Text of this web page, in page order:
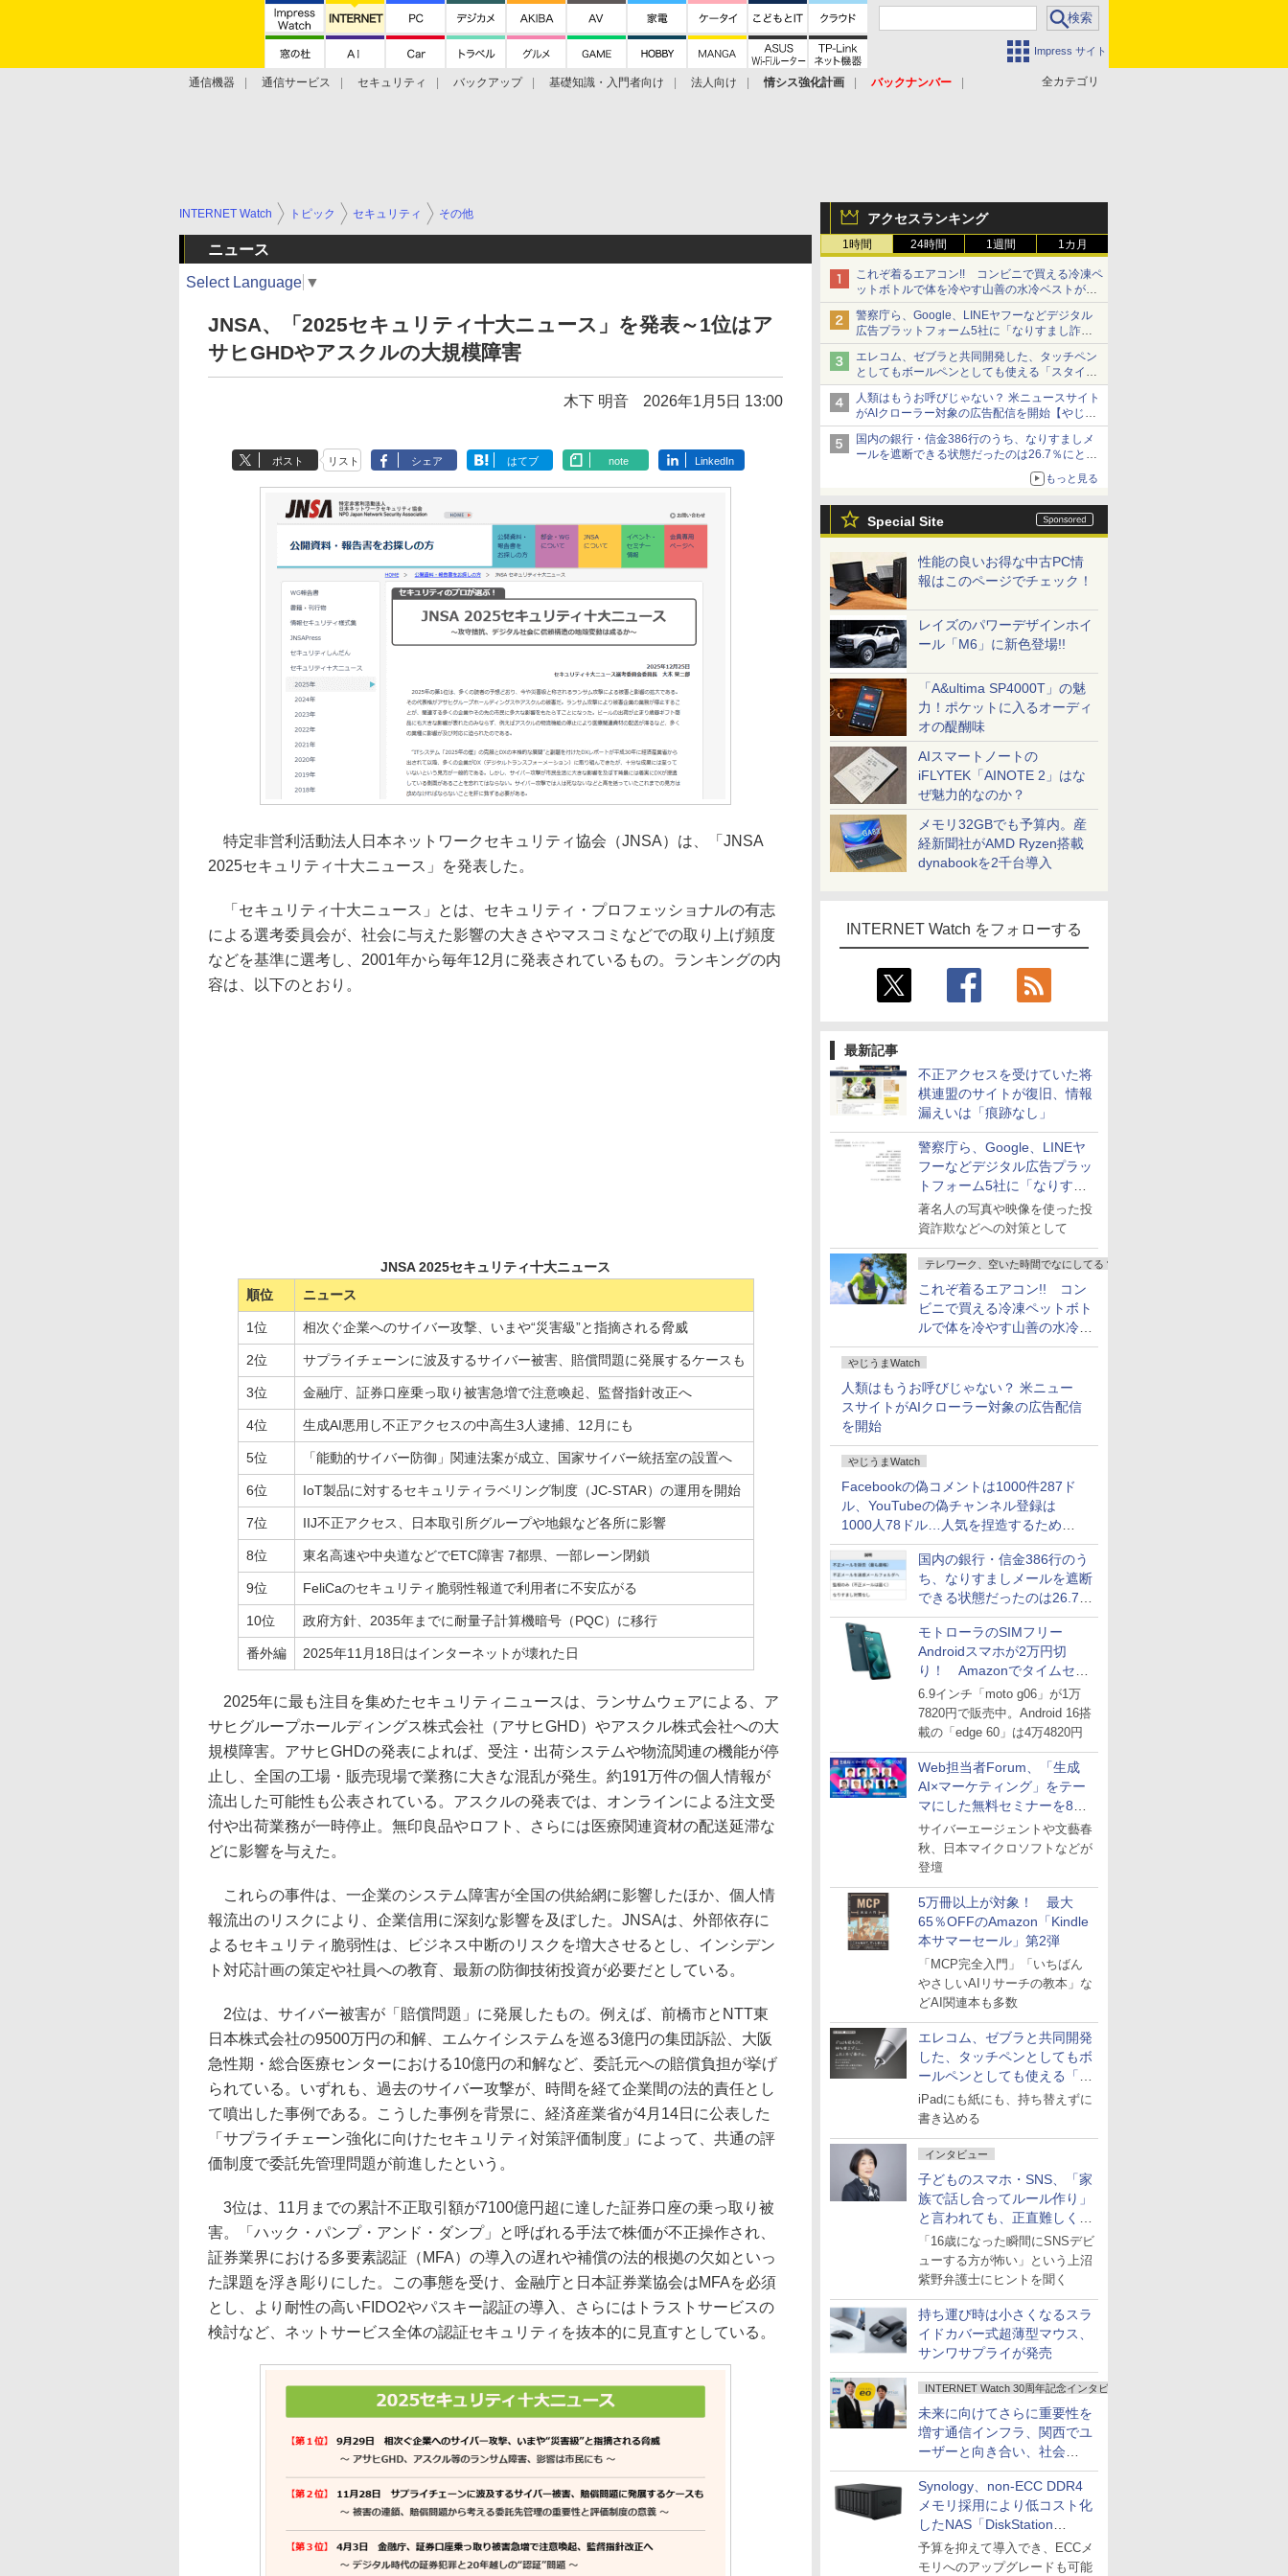
Impress サイト
全カテゴリ
通信機器 通信サービス セキュリティ バックアップ 基礎知識・入門者向け 法人向け 情シス強化計画
バックナンバー
アクセスランキング
1時間 24時間 1週間 1カ月
これぞ着るエアコン!! コンビニで買える冷凍ペ
ットボトルで体を冷やす山善の水冷ベストがロ
ードバイクにちょうどいい【ぼっち・ざ・ろー
ど！その14】【空いた時間でなにしてる？】
警察庁ら、Google、LINEヤフーなどデジタル
広告プラットフォーム5社に「なりすまし詐欺
広告」対策強化を要請 著名人の写真や映像を
使った投資詐欺などへの対策として
エレコム、ゼブラと共同開発した、タッチペン
としてもボールペンとしても使える「スタイラ
スツーウェイ」発売 iPadにも紙にも、持ち替
えずに書き込める
人類はもうお呼びじゃない？ 米ニュースサイト
がAIクローラー対象の広告配信を開始【やじう
まWatch】
国内の銀行・信金386行のうち、なりすましメ
ールを遮断できる状態だったのは26.7％にとど
まる～GMOブランドセキュリティ調査
もっと見る
Special Site
性能の良いお得な中古PC情
報はこのページでチェック！
レイズのパワーデザインホイ
ール「M6」に新色登場!!
「A&ultima SP4000T」の魅
力！ポケットに入るオーディ
オの醍醐味
AIスマートノートの
iFLYTEK「AINOTE 2」はな
ぜ魅力的なのか？
メモリ32GBでも予算内。産
経新聞社がAMD Ryzen搭載
dynabookを2千台導入
INTERNET Watch をフォローする
最新記事
不正アクセスを受けていた将
棋連盟のサイトが復旧、情報
漏えいは「痕跡なし」
警察庁ら、Google、LINEヤ
フーなどデジタル広告プラッ
トフォーム5社に「なりすま
し詐欺広告」対策強化を要請
著名人の写真や映像を使った投
資詐欺などへの対策として
テレワーク、空いた時間でなにしてる？
これぞ着るエアコン!! コン
ビニで買える冷凍ペットボト
ルで体を冷やす山善の水冷ベ
ストがロードバイクにちょう
どいい【ぼっち・ざ・ろー
ど！その14】
やじうまWatch
人類はもうお呼びじゃない？ 米ニュー
スサイトがAIクローラー対象の広告配信
を開始
やじうまWatch
Facebookの偽コメントは1000件287ド
ル、YouTubeの偽チャンネル登録は
1000人78ドル…人気を捏造するための
価格リストが公開中
国内の銀行・信金386行のう
ち、なりすましメールを遮断
できる状態だったのは26.7％
にとどまる～GMOブランド
セキュリティ調査
モトローラのSIMフリー
Androidスマホが2万円切
り！ Amazonでタイムセー
ル
6.9インチ「moto g06」が1万
7820円で販売中。Android 16搭
載の「edge 60」は4万4820円
Web担当者Forum、「生成
AI×マーケティング」をテー
マにした無料セミナーを8月
27日にオンライン開催
サイバーエージェントや文藝春
秋、日本マイクロソフトなどが
登壇
5万冊以上が対象！ 最大
65％OFFのAmazon「Kindle
本サマーセール」第2弾
「MCP完全入門」「いちばん
やさしいAIリサーチの教本」な
どAI関連本も多数
エレコム、ゼブラと共同開発
した、タッチペンとしてもボ
ールペンとしても使える「ス
タイラスツーウェイ」発売
iPadにも紙にも、持ち替えずに
書き込める
インタビュー
子どものスマホ・SNS、「家
族で話し合ってルール作り」
と言われても、正直難しくな
いですか？
「16歳になった瞬間にSNSデビ
ューする方が怖い」という上沼
紫野弁護士にヒントを聞く
持ち運び時は小さくなるスラ
イドカバー式超薄型マウス、
サンワサプライが発売
INTERNET Watch 30周年記念インタビュー
未来に向けてさらに重要性を
増す通信インフラ、関西でユ
ーザーと向き合い、社会
の“あたらしい”を起動し続け
る～オプテージ
Synology、non-ECC DDR4
メモリ採用により低コスト化
したNAS「DiskStation
neo+」シリーズ
予算を抑えて導入でき、ECCメ
モリへのアップグレードも可能
INTERNET Watch トピック セキュリティ その他
ニュース
Select Language ▼
JNSA、「2025セキュリティ十大ニュース」を発表～1位はア
サヒGHDやアスクルの大規模障害
木下 明音 2026年1月5日 13:00
ポスト リスト シェア はてブ note LinkedIn
特定非営利活動法人日本ネットワークセキュリティ協会（JNSA）は、「JNSA
2025セキュリティ十大ニュース」を発表した。
「セキュリティ十大ニュース」とは、セキュリティ・プロフェッショナルの有志
による選考委員会が、社会に与えた影響の大きさやマスコミなどでの取り上げ頻度
などを基準に選考し、2001年から毎年12月に発表されているもの。ランキングの内
容は、以下のとおり。
JNSA 2025セキュリティ十大ニュース
順位
ニュース
1位 相次ぐ企業へのサイバー攻撃、いまや“災害級”と指摘される脅威
2位 サプライチェーンに波及するサイバー被害、賠償問題に発展するケースも
3位 金融庁、証券口座乗っ取り被害急増で注意喚起、監督指針改正へ
4位 生成AI悪用し不正アクセスの中高生3人逮捕、12月にも
5位 「能動的サイバー防御」関連法案が成立、国家サイバー統括室の設置へ
6位 IoT製品に対するセキュリティラベリング制度（JC-STAR）の運用を開始
7位 IIJ不正アクセス、日本取引所グループや地銀など各所に影響
8位 東名高速や中央道などでETC障害 7都県、一部レーン閉鎖
9位 FeliCaのセキュリティ脆弱性報道で利用者に不安広がる
10位 政府方針、2035年までに耐量子計算機暗号（PQC）に移行
番外編 2025年11月18日はインターネットが壊れた日
2025年に最も注目を集めたセキュリティニュースは、ランサムウェアによる、ア
サヒグループホールディングス株式会社（アサヒGHD）やアスクル株式会社への大
規模障害。アサヒGHDの発表によれば、受注・出荷システムや物流関連の機能が停
止し、全国の工場・販売現場で業務に大きな混乱が発生。約191万件の個人情報が
流出した可能性も公表されている。アスクルの発表では、オンラインによる注文受
付や出荷業務が一時停止。無印良品やロフト、さらには医療関連資材の配送延滞な
どに影響を与えた。
これらの事件は、一企業のシステム障害が全国の供給網に影響したほか、個人情
報流出のリスクにより、企業信用に深刻な影響を及ぼした。JNSAは、外部依存に
よるセキュリティ脆弱性は、ビジネス中断のリスクを増大させるとし、インシデン
ト対応計画の策定や社員への教育、最新の防御技術投資が必要だとしている。
2位は、サイバー被害が「賠償問題」に発展したもの。例えば、前橋市とNTT東
日本株式会社の9500万円の和解、エムケイシステムを巡る3億円の集団訴訟、大阪
急性期・総合医療センターにおける10億円の和解など、委託元への賠償負担が挙げ
られている。いずれも、過去のサイバー攻撃が、時間を経て企業間の法的責任とし
て噴出した事例である。こうした事例を背景に、経済産業省が4月14日に公表した
「サプライチェーン強化に向けたセキュリティ対策評価制度」によって、共通の評
価制度で委託先管理問題が前進したという。
3位は、11月までの累計不正取引額が7100億円超に達した証券口座の乗っ取り被
害。「ハック・パンプ・アンド・ダンプ」と呼ばれる手法で株価が不正操作され、
証券業界における多要素認証（MFA）の導入の遅れや補償の法的根拠の欠如といっ
た課題を浮き彫りにした。この事態を受け、金融庁と日本証券業協会はMFAを必須
とし、より耐性の高いFIDO2やパスキー認証の導入、さらにはトラストサービスの
検討など、ネットサービス全体の認証セキュリティを抜本的に見直すとしている。